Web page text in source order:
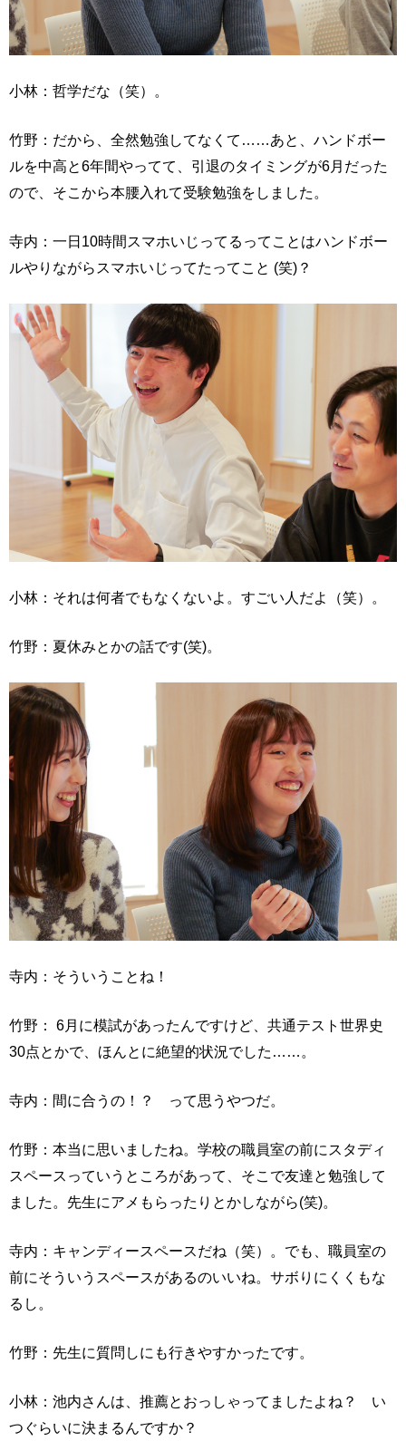
小林：哲学だな（笑）。
竹野：だから、全然勉強してなくて……あと、ハンドボー
ルを中高と6年間やってて、引退のタイミングが6月だった
ので、そこから本腰入れて受験勉強をしました。
寺内：一日10時間スマホいじってるってことはハンドボー
ルやりながらスマホいじってたってこと (笑)？
小林：それは何者でもなくないよ。すごい人だよ（笑）。
竹野：夏休みとかの話です(笑)。
寺内：そういうことね！
竹野： 6月に模試があったんですけど、共通テスト世界史
30点とかで、ほんとに絶望的状況でした……。
寺内：間に合うの！？ って思うやつだ。
竹野：本当に思いましたね。学校の職員室の前にスタディ
スペースっていうところがあって、そこで友達と勉強して
ました。先生にアメもらったりとかしながら(笑)。
寺内：キャンディースペースだね（笑）。でも、職員室の
前にそういうスペースがあるのいいね。サボりにくくもな
るし。
竹野：先生に質問しにも行きやすかったです。
小林：池内さんは、推薦とおっしゃってましたよね？ い
つぐらいに決まるんですか？